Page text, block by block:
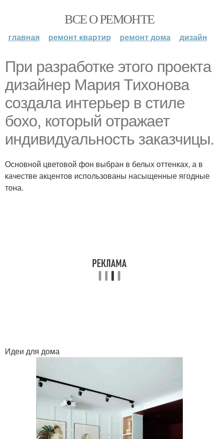
ВСЕ О РЕМОНТЕ
главная ремонт квартир ремонт дома дизайн
При разработке этого проекта
дизайнер Мария Тихонова
создала интерьер в стиле
бохо, который отражает
индивидуальность заказчицы.
Основной цветовой фон выбран в белых оттенках, а в
качестве акцентов использованы насыщенные ягодные
тона.
Идеи для дома